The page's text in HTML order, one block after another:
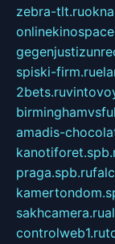
zebra-tlt.ru
spiski-firm.ru
2bets.ru
amadis-
praga.spb.ru
sakhcamera.ru
controlweb1.ru